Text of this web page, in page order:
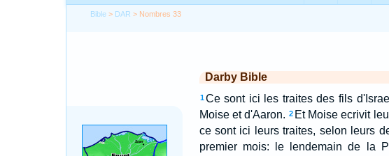
Bible > DAR > Nombres 33
Darby Bible
1 Ce sont ici les traites des fils
Moise et d'Aaron. 2 Et Moise ecrivit
ce sont ici leurs traites, selon leurs
premier mois: le lendemain de la